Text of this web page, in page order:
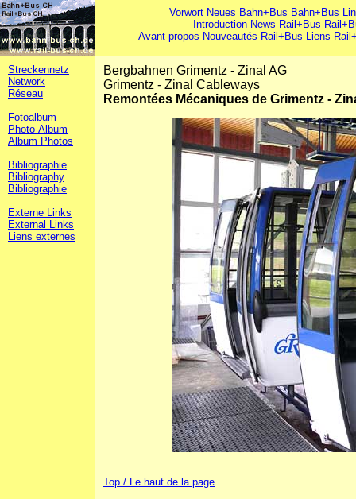
Vorwort Neues Bahn+Bus Bahn+Bus
Introduction News Rail+Bus
Avant-propos Nouveautés Rail+Bus Liens
Streckennetz
Network
Réseau
Fotoalbum
Photo Album
Album Photos
Bibliographie
Bibliography
Bibliographie
Externe Links
External Links
Liens externes
Bergbahnen Grimentz - Zinal AG
Grimentz - Zinal Cableways
Remontées Mécaniques de Grimentz -
Top / Le haut de la page